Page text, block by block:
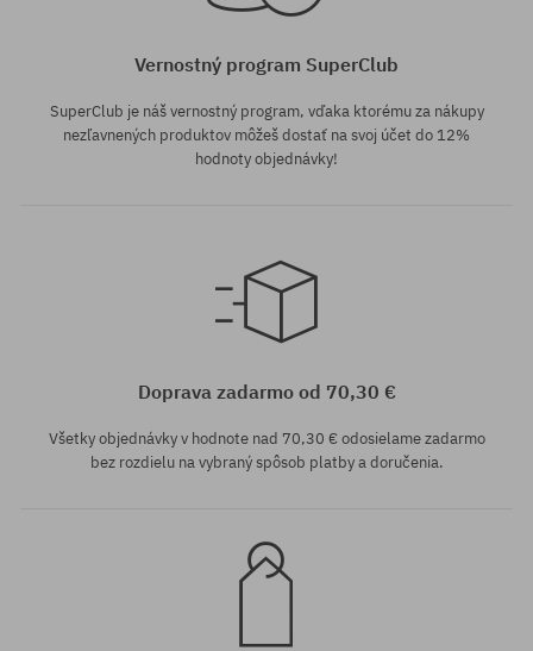
Vernostný program SuperClub
SuperClub je náš vernostný program, vďaka ktorému za nákupy
nezľavnených produktov môžeš dostať na svoj účet do 12%
hodnoty objednávky!
Doprava zadarmo od 70,30 €
Všetky objednávky v hodnote nad 70,30 € odosielame zadarmo
bez rozdielu na vybraný spôsob platby a doručenia.